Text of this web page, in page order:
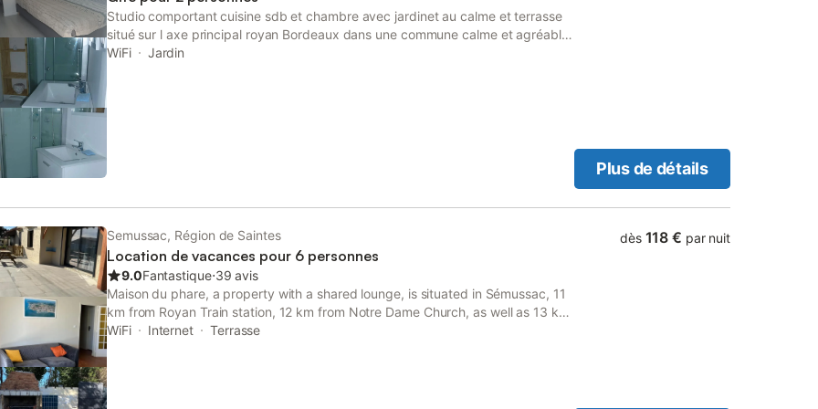
bains de soleil et plancha. parking privé devant le logement Idéalement située
au calme à 10 Min des plages et 4 Min du centre ville de SEMUSSAC
(commerces, boulangerie, Poste et supermarché) Taxe de séjour non comprise
Studio comportant cuisine sdb et chambre avec jardinet au calme et terrasse
situé sur l axe principal royan Bordeaux dans une commune calme et agréable
à 5mn des plages avec commerces et station service
WiFi Jardin
Plus de détails
Semussac, Région de Saintes
Location de vacances pour 6 personnes
9.0Fantastique⋅39 avis
Maison du phare, a property with a shared lounge, is situated in Sémussac, 11
km from Royan Train station, 12 km from Notre Dame Church, as well as 13 km
from Congress Center.
WiFi Internet Terrasse
dès 118 € par nuit